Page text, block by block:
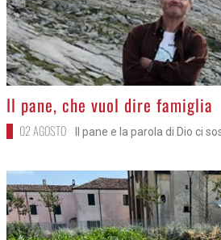
>
Il pane, che vuol dire famiglia
02 AGOSTO Il pane e la parola di Dio ci